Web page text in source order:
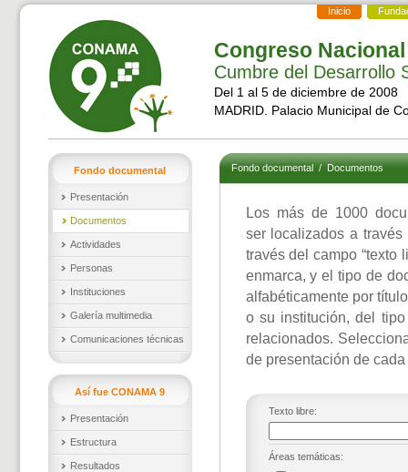
Inicio
Congreso
Cumbre del Desarrollo
Del 1 al 5 de diciembre de 2008
MADRID. Palacio Municipal de
Fondo documental
Presentación
Documentos
Actividades
Personas
Instituciones
Galería multimedia
Comunicaciones técnicas
Así fue CONAMA 9
Presentación
Estructura
Resultados
Fondo documental/Documentos
Los más de 1000
ser localizados a
través del campo “texto
enmarca, y el tipo de
alfabéticamente por
o su institución, del
relacionados.
de presentación de
Texto libre:
Áreas temáticas: